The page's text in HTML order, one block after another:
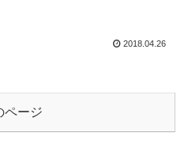
2018.04.26
ページ